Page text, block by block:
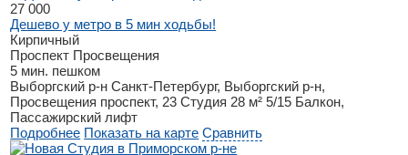
27 000
Дешево у метро в 5 мин ходьбы!
Кирпичный
Проспект Просвещения
5 мин. пешком
Выборгский р-н Санкт-Петербург, Выборгский р-н,
Просвещения проспект, 23 Студия 28 м² 5/15 Балкон,
Пассажирский лифт
Подробнее Показать на карте Сравнить